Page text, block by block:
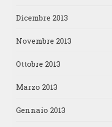
Dicembre 2013
Novembre 2013
Ottobre 2013
Marzo 2013
Gennaio 2013